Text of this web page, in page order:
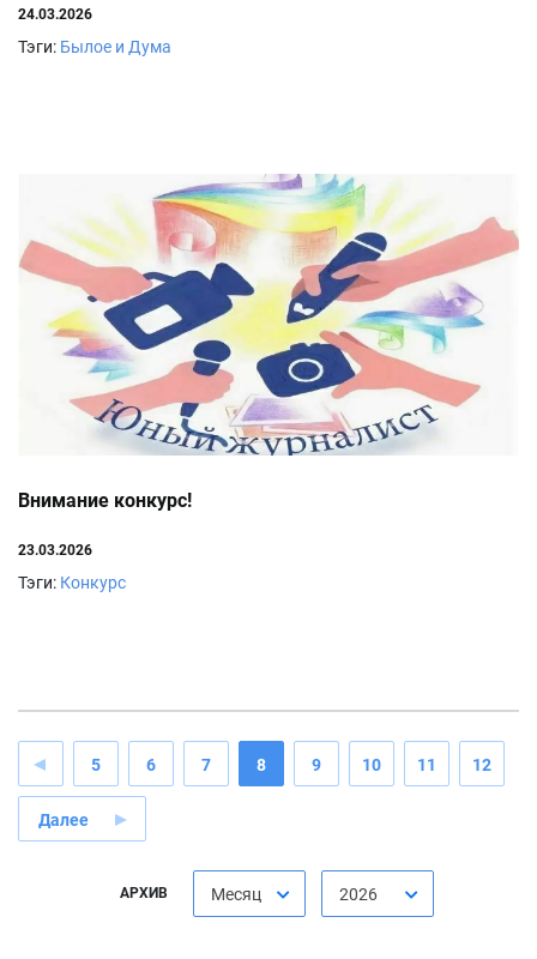
24.03.2026
Тэги: Былое и Дума
Внимание конкурс!
23.03.2026
Тэги: Конкурс
5 6 7 8 9 10 11 12
Далее
АРХИВ Месяц 2026